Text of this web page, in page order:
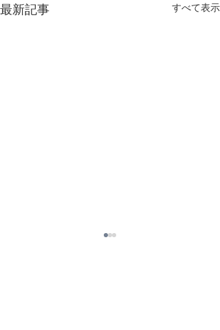
最新記事 すべて表示